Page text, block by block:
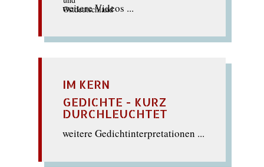
weitere Videos ...
IM KERN
GEDICHTE - KURZ
DURCHLEUCHTET
weitere Gedichtinterpretationen ...